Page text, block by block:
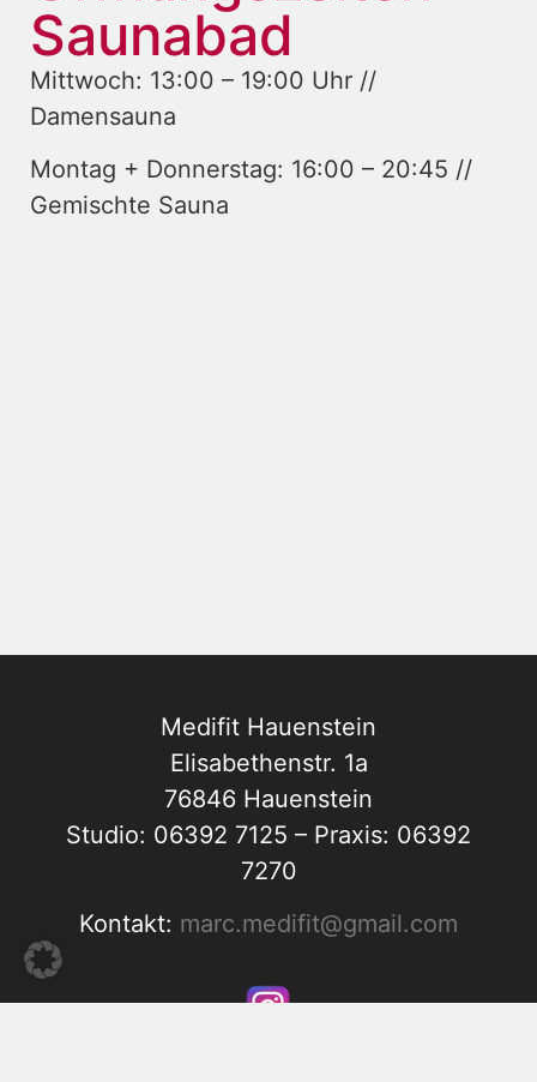
Saunabad
Mittwoch: 13:00 – 19:00 Uhr //
Damensauna
Montag + Donnerstag: 16:00 – 20:45 //
Gemischte Sauna
Medifit Hauenstein
Elisabethenstr. 1a
76846 Hauenstein
Studio: 06392 7125 – Praxis: 06392
7270
Kontakt: marc.medifit@gmail.com